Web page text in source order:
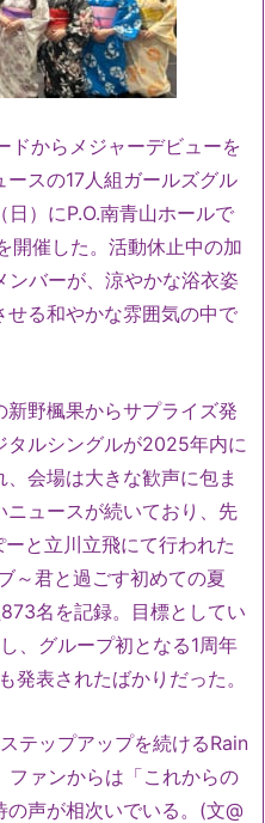
からメジャーデビューを
スの17人組ガールズグル
）にP.O.南青山ホールで
開催した。活動休止中の加
ンバーが、涼やかな浴衣姿
る和やかな雰囲気の中で
野楓果からサプライズ発
ルシングルが2025年内に
会場は大きな歓声に包ま
ュースが続いており、先
と立川立飛にて行われた
～君と過ごす初めての夏
名を記録。目標としてい
、グループ初となる1周年
発表されたばかりだった。
テップアップを続けるRain
ファンからは「これからの
声が相次いでいる。(文@